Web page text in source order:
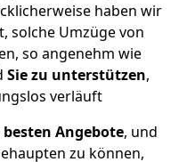
haben wir
solche Umzüge von
so angenehm wie
Sie zu unterstützen,
verläuft
Angebote, und
zu können,